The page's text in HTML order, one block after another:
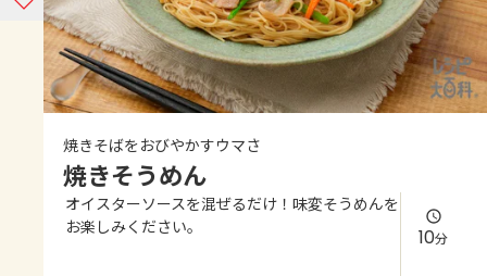
コンテンツ
レシピ
トーク
よくあるお問い合わせ
焼きそばをおびやかすウマさ
焼きそうめん
オイスターソースを混ぜるだけ！味変そうめんを
お楽しみください。
10分